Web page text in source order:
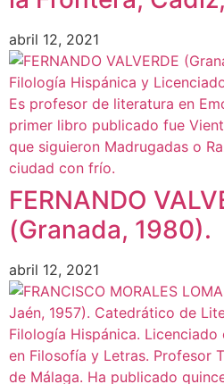
abril 12, 2021
FERNANDO
(Granada, 1980).
abril 12, 2021